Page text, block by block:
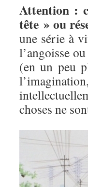
Attention :
tête » ou
une série à
l’angoisse
(en un peu
choses ne